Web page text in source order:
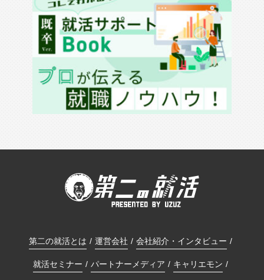
第二の就活とは 運営会社 会社紹介・インタビュー
就活セミナー パートナーメディア キャリエモン